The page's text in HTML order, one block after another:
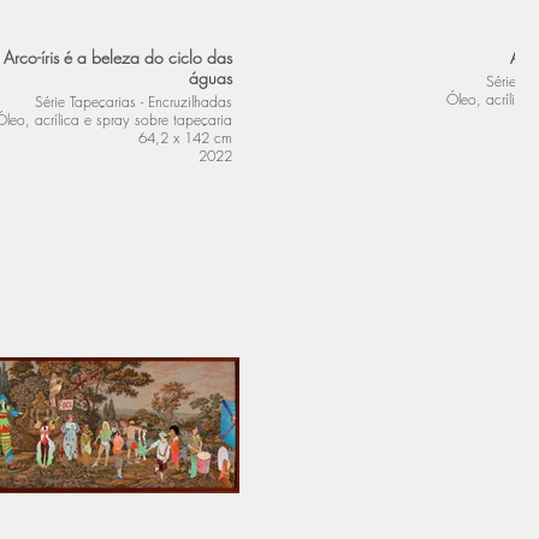
íris é a beleza do ciclo das
águas
Série Tapeçarias - Encruzilhadas
acrílica e spray sobre tapeçaria
64,2 x 142 cm
2022
A
Série
Óleo, acrílica